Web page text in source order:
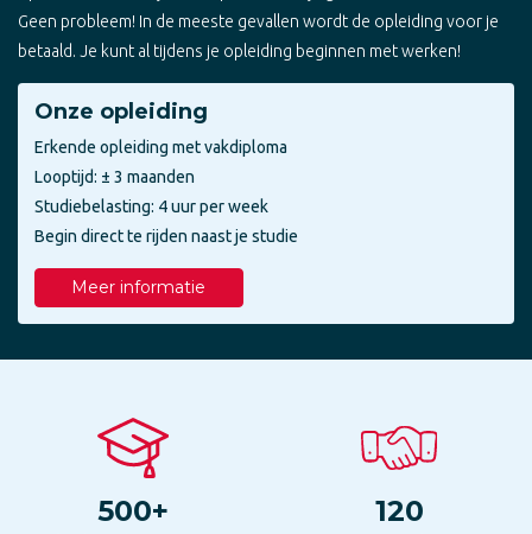
Geen probleem! In de meeste gevallen wordt de opleiding voor je
betaald. Je kunt al tijdens je opleiding beginnen met werken!
Onze opleiding
Erkende opleiding met vakdiploma
Looptijd: ± 3 maanden
Studiebelasting: 4 uur per week
Begin direct te rijden naast je studie
Meer informatie
500+ 120